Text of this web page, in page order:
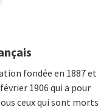
fondée en 1887 et
1906 qui a pour
ceux qui sont morts